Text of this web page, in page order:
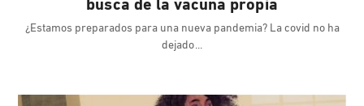
busca de la vacuna propia
¿Estamos preparados para una nueva pandemia? La covid no ha
dejado